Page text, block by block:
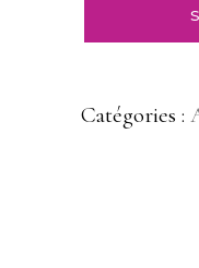
Catégories :